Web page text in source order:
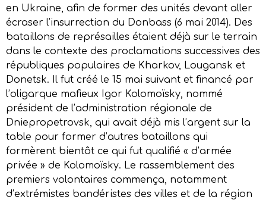
en Ukraine, afin de former des unités devant aller
écraser l’insurrection du Donbass (6 mai 2014). Des
bataillons de représailles étaient déjà sur le terrain
dans le contexte des proclamations successives des
républiques populaires de Kharkov, Lougansk et
Donetsk. Il fut créé le 15 mai suivant et financé par
l’oligarque mafieux Igor Kolomoïsky, nommé
président de l’administration régionale de
Dniepropetrovsk, qui avait déjà mis l’argent sur la
table pour former d’autres bataillons qui
formèrent bientôt ce qui fut qualifié « d’armée
privée » de Kolomoïsky. Le rassemblement des
premiers volontaires commença, notamment
d’extrémistes bandéristes des villes et de la région